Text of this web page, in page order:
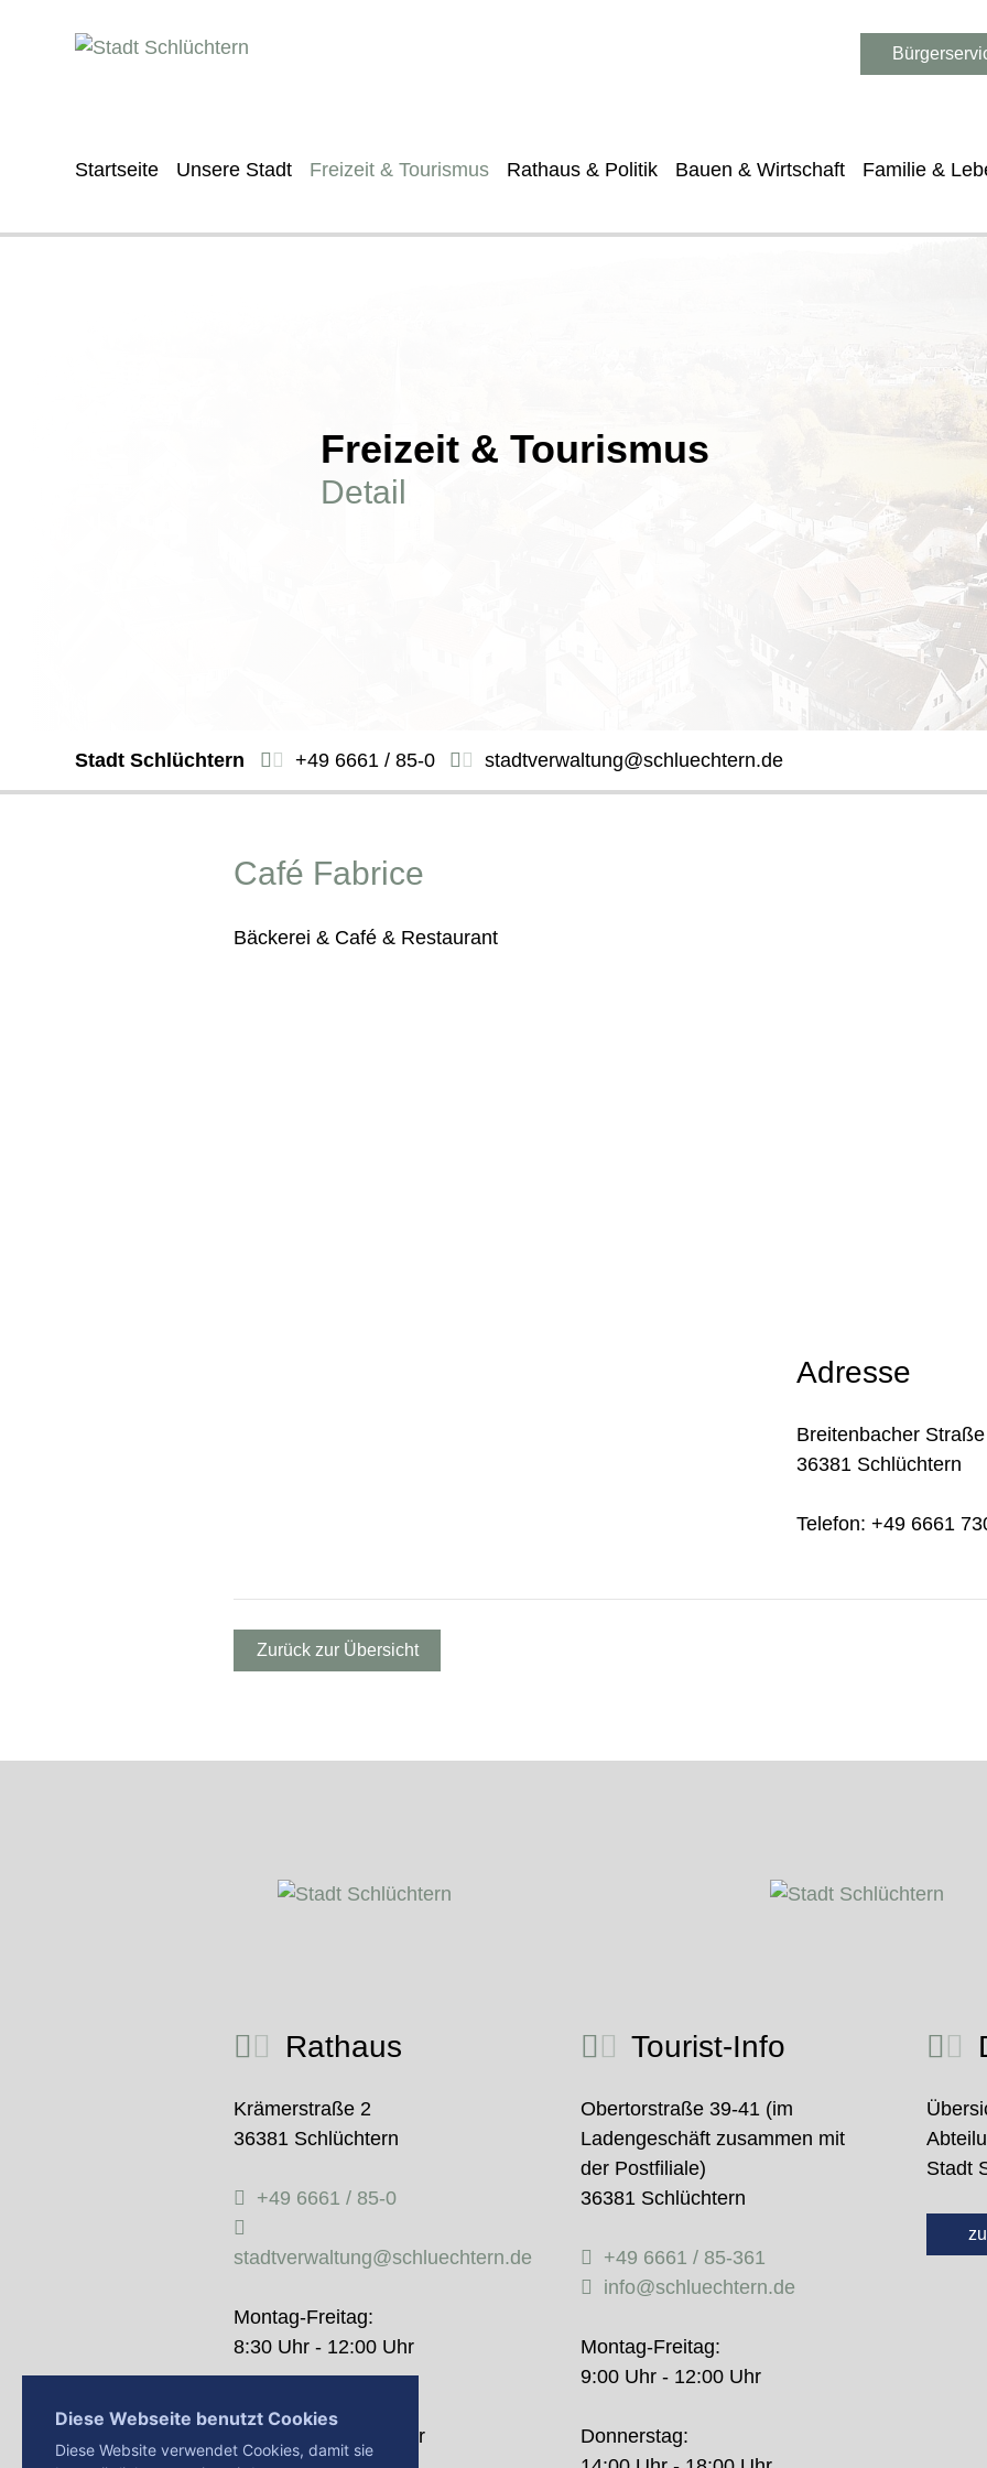
Startseite Unsere Stadt Freizeit & Tourismus Rathaus & Politik Bauen & Wirtschaft Familie &
Freizeit & Tourismus
Detail
Stadt Schlüchtern +49 6661 / 85-0 stadtverwaltung@schluechtern.de
Café Fabrice
Bäckerei & Café & Restaurant
Adresse
Breitenbacher
36381 Schlüchtern
Telefon: +49 6661
Zurück zur Übersicht
Rathaus
Krämerstraße 2
36381 Schlüchtern
+49 6661 / 85-0
stadtverwaltung@schluechtern.de
Montag-Freitag:
8:30 Uhr - 12:00 Uhr
Donnerstag:
14:00 Uhr - 18:00 Uhr
Tourist-Info
Obertorstraße 39-41 (im
Ladengeschäft zusammen mit
der Postfiliale)
36381 Schlüchtern
+49 6661 / 85-361
info@schluechtern.de
Montag-Freitag:
9:00 Uhr - 12:00 Uhr
Donnerstag:
Stadt
Diese Webseite benutzt Cookies
Diese Website verwendet Cookies, damit sie